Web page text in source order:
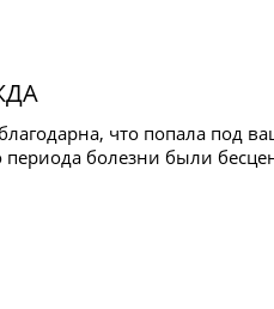
что попала под
периода болезни были